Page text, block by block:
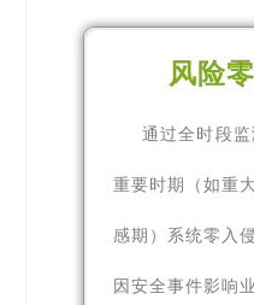
风险
通过全时段监
重要时期（如重
感期）系统零入
因安全事件影响